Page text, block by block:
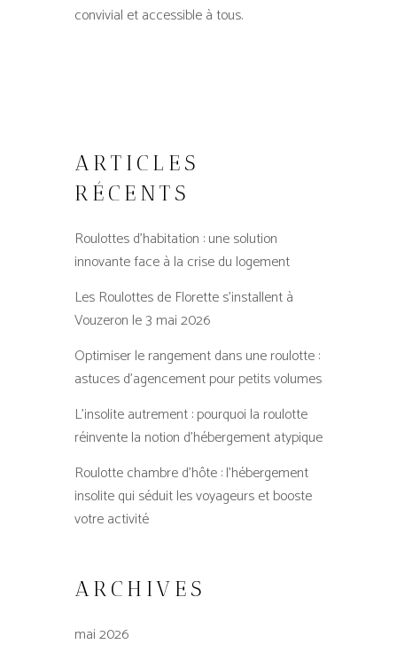
convivial et accessible à tous.
ARTICLES
RÉCENTS
Roulottes d’habitation : une solution
innovante face à la crise du logement
Les Roulottes de Florette s’installent à
Vouzeron le 3 mai 2026
Optimiser le rangement dans une roulotte :
astuces d’agencement pour petits volumes
L’insolite autrement : pourquoi la roulotte
réinvente la notion d’hébergement atypique
Roulotte chambre d’hôte : l’hébergement
insolite qui séduit les voyageurs et booste
votre activité
ARCHIVES
mai 2026